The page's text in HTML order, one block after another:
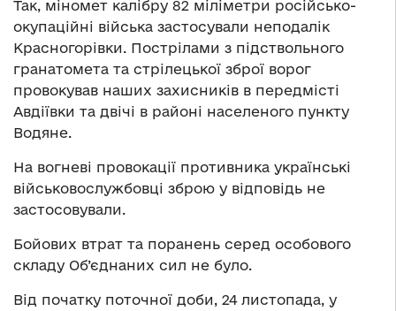
Так, міномет калібру 82 міліметри російсько-
окупаційні війська застосували неподалік
Красногорівки. Пострілами з підствольного
гранатомета та стрілецької зброї ворог
провокував наших захисників в передмісті
Авдіївки та двічі в районі населеного пункту
Водяне.
На вогневі провокації противника українські
військовослужбовці зброю у відповідь не
застосовували.
Бойових втрат та поранень серед особового
складу Об’єднаних сил не було.
Від початку поточної доби, 24 листопада, у